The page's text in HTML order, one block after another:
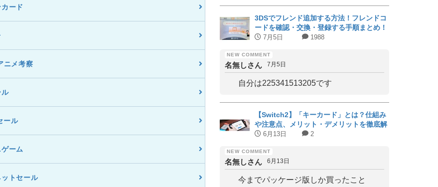
ード
ニメ考察
ル
ール
ーム
トセール
3DSでフレンド追加する方法！フレンドコ
ードを確認・交換・登録する手順まとめ！
7月5日 1988
名無しさん 7月5日
自分は225341513205です
【Switch2】「キーカード」とは？仕組み
や注意点、メリット・デメリットを徹底解
説｜対応タイトルまとめ
6月13日 2
名無しさん 6月13日
今までパッケージ版しか買ったこと